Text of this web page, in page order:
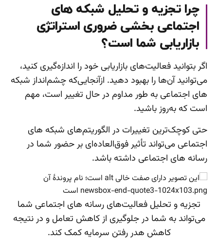
چرا تجزیه و تحلیل شبکه های
اجتماعی بخشی ضروری استراتژی
بازاریابی شما است؟
اگر بتوانید فعالیت‌های بازاریابی خود را اندازه‌گیری کنید،
می‌توانید آن‌ها را بهبود دهید. ازآنجایی‌که چشم‌انداز شبکه
های اجتماعی به طور مداوم در حال تغییر است، مهم
است که به‌روز باشید.
حتی کوچک‌ترین تغییرات در الگوریتم‌های شبکه های
اجتماعی می‌تواند تأثیر فوق‌العاده‌ای بر حضور شما در
رسانه های اجتماعی داشته باشد.
تجزیه و تحلیل فعالیت‌های رسانه های اجتماعی شما
می‌تواند به شما در جلوگیری از کاهش تعامل و در نتیجه
کاهش هدر رفتن سرمایه کمک کند.